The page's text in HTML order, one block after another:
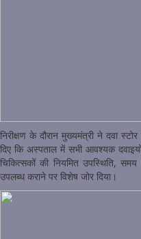
निरीक्षण के दौरान मुख्यमंत्री ने दवा
दिए कि अस्पताल में सभी आवश्यक
चिकित्सकों की नियमित उपस्थिति,
उपलब्ध कराने पर विशेष जोर दिया।